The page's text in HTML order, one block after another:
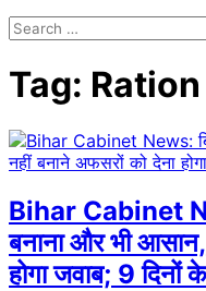
Search
Tag:
Bihar Cabinet
बनाना और भी
होगा जवाब; 9 दिनों